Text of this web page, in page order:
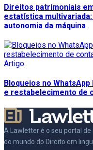
Direitos patrimoniais
estatística
autonomia da máquina
Artigo
Bloqueios no
e restabelecimento de
A Lawletter é o seu portal
do mundo do Direito em